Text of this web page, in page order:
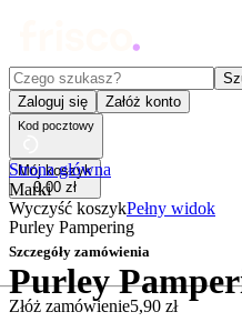
Czego szukasz?
Zaloguj się
Załóż konto
Kod pocztowy
Mój koszyk
0,00 zł
Wyczyść koszykPełny widok
Szczegóły zamówienia
Złóż zamówienie5,90 zł
Strona główna
Marki
Purley Pampering
Purley